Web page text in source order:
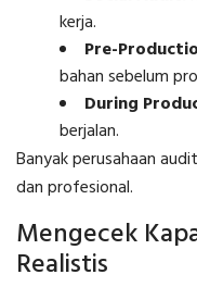
kerja.
Pre-
bahan sebelum
During
berjalan.
Banyak perusahaan
dan profesional.
Mengecek
Realistis